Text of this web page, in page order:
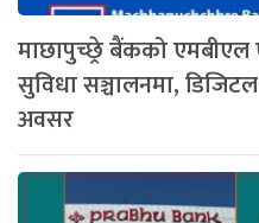
माछापुच्छ्रे बैंकको एमबीएल
सुविधा सञ्चालनमा,
अवसर